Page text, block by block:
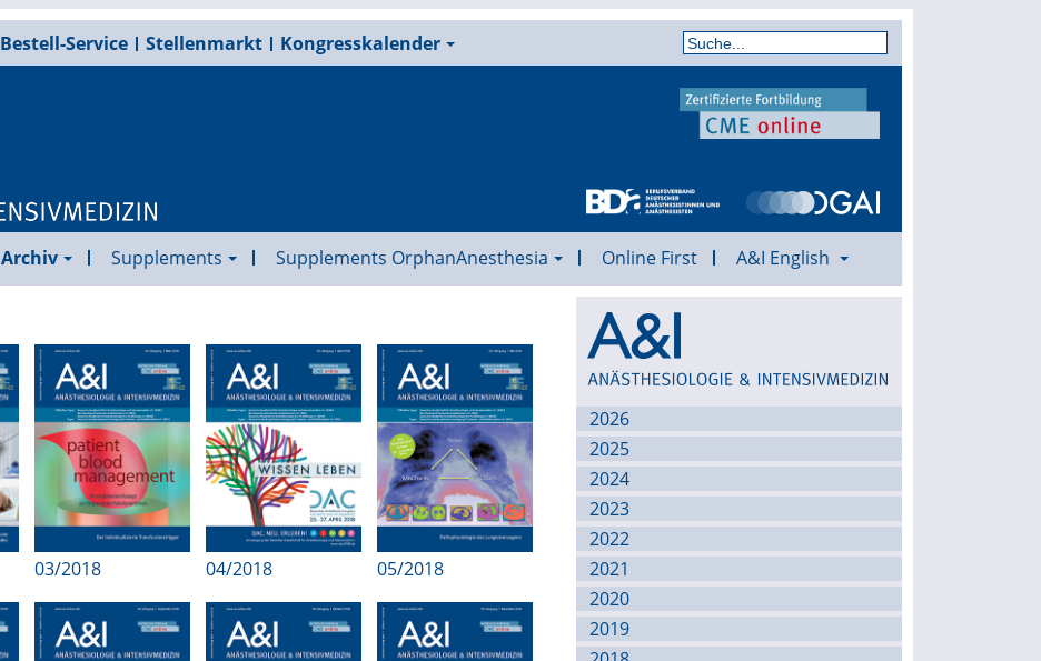
Bestell-Service Stellenmarkt Kongresskalender
Archiv Supplements Supplements OrphanAnesthesia Online First A&I English
03/2018 04/2018 05/2018
Archiv
2026
2025
2024
2023
2022
2021
2020
2019